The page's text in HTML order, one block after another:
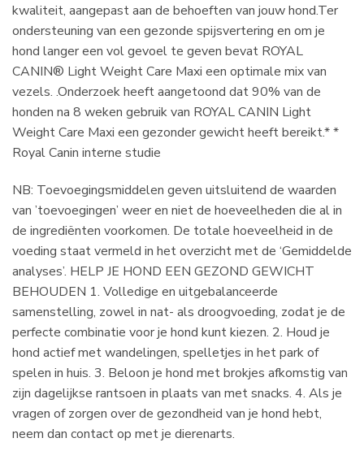
kwaliteit, aangepast aan de behoeften van jouw hond.Ter
ondersteuning van een gezonde spijsvertering en om je
hond langer een vol gevoel te geven bevat ROYAL
CANIN® Light Weight Care Maxi een optimale mix van
vezels. .Onderzoek heeft aangetoond dat 90% van de
honden na 8 weken gebruik van ROYAL CANIN Light
Weight Care Maxi een gezonder gewicht heeft bereikt.* *
Royal Canin interne studie
NB: Toevoegingsmiddelen geven uitsluitend de waarden
van ’toevoegingen’ weer en niet de hoeveelheden die al in
de ingrediënten voorkomen. De totale hoeveelheid in de
voeding staat vermeld in het overzicht met de ‘Gemiddelde
analyses’. HELP JE HOND EEN GEZOND GEWICHT
BEHOUDEN 1. Volledige en uitgebalanceerde
samenstelling, zowel in nat- als droogvoeding, zodat je de
perfecte combinatie voor je hond kunt kiezen. 2. Houd je
hond actief met wandelingen, spelletjes in het park of
spelen in huis. 3. Beloon je hond met brokjes afkomstig van
zijn dagelijkse rantsoen in plaats van met snacks. 4. Als je
vragen of zorgen over de gezondheid van je hond hebt,
neem dan contact op met je dierenarts.